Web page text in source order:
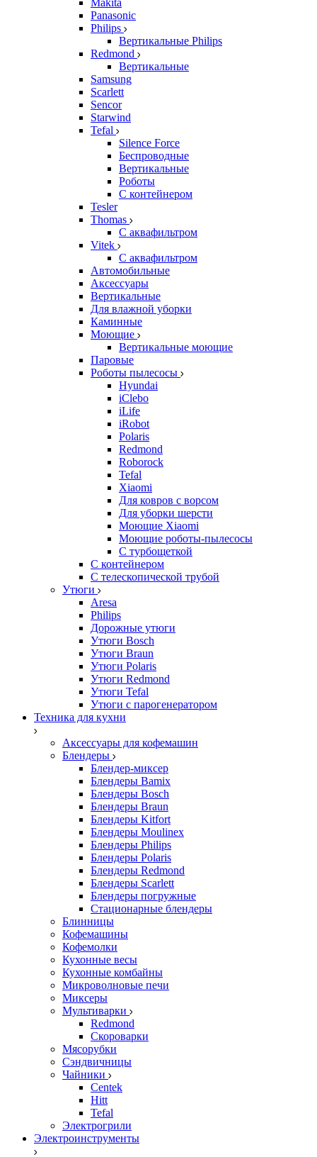
Makita
Panasonic
Philips
Вертикальные Philips
Redmond
Вертикальные
Samsung
Scarlett
Sencor
Starwind
Tefal
Silence Force
Беспроводные
Вертикальные
Роботы
С контейнером
Tesler
Thomas
С аквафильтром
Vitek
С аквафильтром
Автомобильные
Аксессуары
Вертикальные
Для влажной уборки
Каминные
Моющие
Вертикальные моющие
Паровые
Роботы пылесосы
Hyundai
iClebo
iLife
iRobot
Polaris
Redmond
Roborock
Tefal
Xiaomi
Для ковров с ворсом
Для уборки шерсти
Моющие Xiaomi
Моющие роботы-пылесосы
С турбощеткой
С контейнером
С телескопической трубой
Утюги
Aresa
Philips
Дорожные утюги
Утюги Bosch
Утюги Braun
Утюги Polaris
Утюги Redmond
Утюги Tefal
Утюги с парогенератором
Техника для кухни
Аксессуары для кофемашин
Блендеры
Блендер-миксер
Блендеры Bamix
Блендеры Bosch
Блендеры Braun
Блендеры Kitfort
Блендеры Moulinex
Блендеры Philips
Блендеры Polaris
Блендеры Redmond
Блендеры Scarlett
Блендеры погружные
Стационарные блендеры
Блинницы
Кофемашины
Кофемолки
Кухонные весы
Кухонные комбайны
Микроволновые печи
Миксеры
Мультиварки
Redmond
Скороварки
Мясорубки
Сэндвичницы
Чайники
Centek
Hitt
Tefal
Электрогрили
Электроинструменты